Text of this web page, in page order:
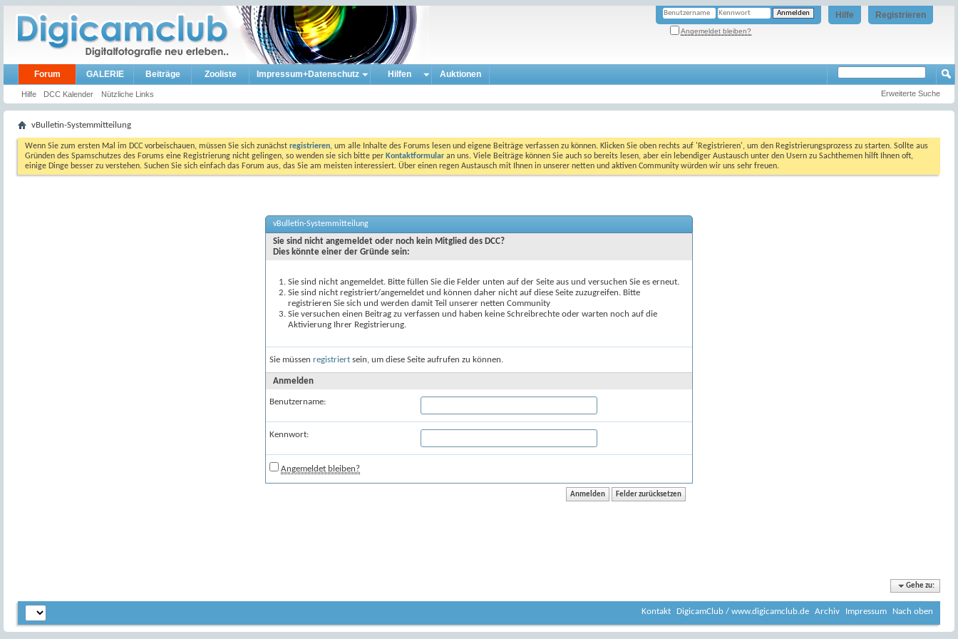
Registrieren
Hilfe
Angemeldet bleiben?
Forum
Hilfe DCC Kalender Nützliche Links
GALERIE Beiträge Zooliste Impressum+Datenschutz Hilfen Auktionen
Erweiterte Suche
vBulletin-Systemmitteilung
Wenn Sie zum ersten Mal im DCC vorbeischauen, müssen Sie sich zunächst registrieren, um alle Inhalte des Forums lesen und eigene Beiträge verfassen zu können. Klicken Sie oben rechts auf 'Registrieren', um den Registrierungsprozess zu starten. Sollte aus
Gründen des Spamschutzes des Forums eine Registrierung nicht gelingen, so wenden sie sich bitte per Kontaktformular an uns. Viele Beiträge können Sie auch so bereits lesen, aber ein lebendiger Austausch unter den Usern zu Sachthemen hilft Ihnen oft,
einige Dinge besser zu verstehen. Suchen Sie sich einfach das Forum aus, das Sie am meisten interessiert. Über einen regen Austausch mit Ihnen in unserer netten und aktiven Community würden wir uns sehr freuen.
vBulletin-Systemmitteilung
Sie sind nicht angemeldet oder noch kein Mitglied des DCC?
Dies könnte einer der Gründe sein:
Sie sind nicht angemeldet. Bitte füllen Sie die Felder unten auf der Seite aus und versuchen Sie es erneut.
Sie sind nicht registriert/angemeldet und können daher nicht auf diese Seite zuzugreifen. Bitte
registrieren Sie sich und werden damit Teil unserer netten Community
Sie versuchen einen Beitrag zu verfassen und haben keine Schreibrechte oder warten noch auf die
Aktivierung Ihrer Registrierung.
Sie müssen registriert sein, um diese Seite aufrufen zu können.
Anmelden
Benutzername:
Kennwort:
Angemeldet bleiben?
Gehe zu:
Kontakt DigicamClub / www.digicamclub.de Archiv Impressum Nach oben